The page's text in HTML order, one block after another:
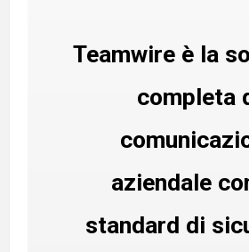
Teamwire è la
completa
aziendale
standard di